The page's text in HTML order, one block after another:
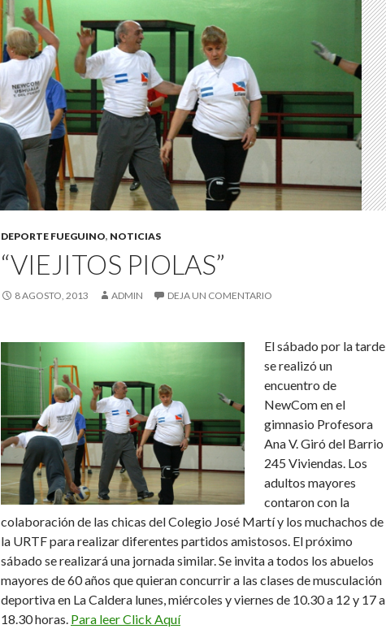
DEPORTE FUEGUINO, NOTICIAS
“VIEJITOS PIOLAS”
8 AGOSTO, 2013 ADMIN DEJA UN COMENTARIO
El sábado por la tarde
se realizó un
encuentro de
NewCom en el
gimnasio Profesora
Ana V. Giró del Barrio
245 Viviendas. Los
adultos mayores
contaron con la
colaboración de las chicas del Colegio José Martí y los muchachos de
la URTF para realizar diferentes partidos amistosos. El próximo
sábado se realizará una jornada similar. Se invita a todos los abuelos
mayores de 60 años que quieran concurrir a las clases de musculación
deportiva en La Caldera lunes, miércoles y viernes de 10.30 a 12 y 17 a
18.30 horas. Para leer Click Aquí